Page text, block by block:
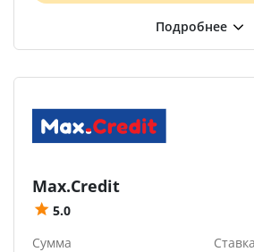
Max.Credit
5.0
Сумма
Ставка